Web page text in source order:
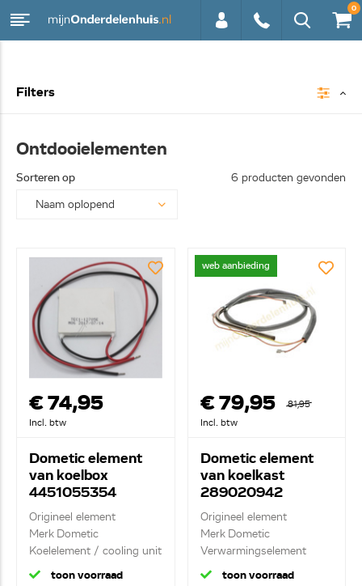
0
Filters
Ontdooielementen
Sorteren op 6 producten gevonden
€ 74,95
Incl. btw
Dometic element
van koelbox
4451055354
Origineel element
Merk Dometic
Koelelement / cooling unit
toon voorraad
web aanbieding
€ 79,95
81,95
Incl. btw
Dometic element
van koelkast
289020942
Origineel element
Merk Dometic
Verwarmingselement
toon voorraad